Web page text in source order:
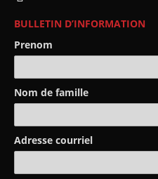
BULLETIN D’INFORMATION
Prenom
Nom de famille
Adresse courriel